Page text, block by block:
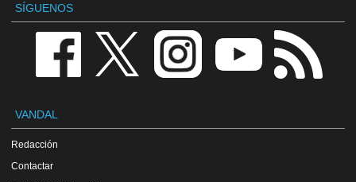
SÍGUENOS
VANDAL
Redacción
Contactar